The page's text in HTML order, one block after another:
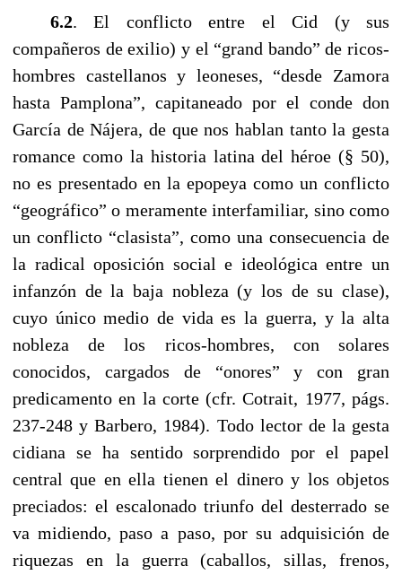
6.2. El conflicto entre el Cid (y sus
compañeros de exilio) y el “grand bando” de ricos-
hombres castellanos y leoneses, “desde Zamora
hasta Pamplona”, capitaneado por el conde don
García de Nájera, de que nos hablan tanto la gesta
romance como la historia latina del héroe (§ 50),
no es presentado en la epopeya como un conflicto
“geográfico” o meramente interfamiliar, sino como
un conflicto “clasista”, como una consecuencia de
la radical oposición social e ideológica entre un
infanzón de la baja nobleza (y los de su clase),
cuyo único medio de vida es la guerra, y la alta
nobleza de los ricos-hombres, con solares
conocidos, cargados de “onores” y con gran
predicamento en la corte (cfr. Cotrait, 1977, págs.
237-248 y Barbero, 1984). Todo lector de la gesta
cidiana se ha sentido sorprendido por el papel
central que en ella tienen el dinero y los objetos
preciados: el escalonado triunfo del desterrado se
va midiendo, paso a paso, por su adquisición de
riquezas en la guerra (caballos, sillas, frenos,